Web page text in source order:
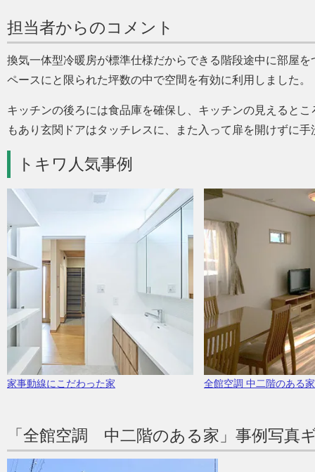
担当者からのコメント
換気一体型冷暖房が標準仕様だからできる階段途中に部屋
ペースにと限られた坪数の中で空間を有効に利用しました。
キッチンの後ろには食品庫を確保し、キッチンの見えると
もあり玄関ドアはタッチレスに、また入って扉を開けずに
トキワ人気事例
家事動線にこだわった家 全館空調 中二階のある家
「全館空調 中二階のある家」事例写真